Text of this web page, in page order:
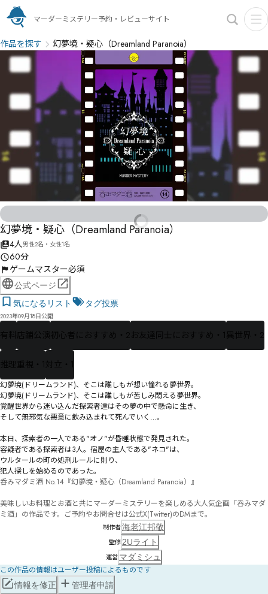
マーダーミステリー予約・レビューサイト
作品を探す 幻夢境・疑心（Dreamland Paranoia）
幻夢境・疑心（Dreamland Paranoia）
4人男性2名・女性1名
60分
ゲームマスター必須
公式ページ
気になるリスト
タグ投票
2023年09月18日公開
有料 店舗公演初心者におすすめ・2お友達同士におすすめ・1 異世界・2
推理重視・1 対立・1
幻夢境(ドリームランド)、そこは誰しもが想い憧れる夢世界。
幻夢境(ドリームランド)、そこは誰しもが苦しみ悶える夢世界。
覚醒世界から迷い込んだ探索者達はその夢の中で懸命に生き、
そして無邪気な悪意に飲み込まれて死んでいく…。
本日、探索者の一人である"オノ"が昏睡状態で発見された。
容疑者である探索者は3人。宿屋の主人である"ネコ"は、
ウルタールの町の処刑ルールに則り、
犯人探しを始めるのであった。
呑みマダミ酒 No.14『幻夢境・疑心（Dreamland Paranoia）』
美味しいお料理とお酒と共にマーダーミステリーを楽しめる大人気企画「呑みマダ
ミ酒」の作品です。ご予約やお問合せは公式X(Twitter)のDMまで。
制作者海老江邦敬
監修 2Uライト
運営 マダミシュ
この作品の情報はユーザー投稿によるものです
情報を修正 管理者申請